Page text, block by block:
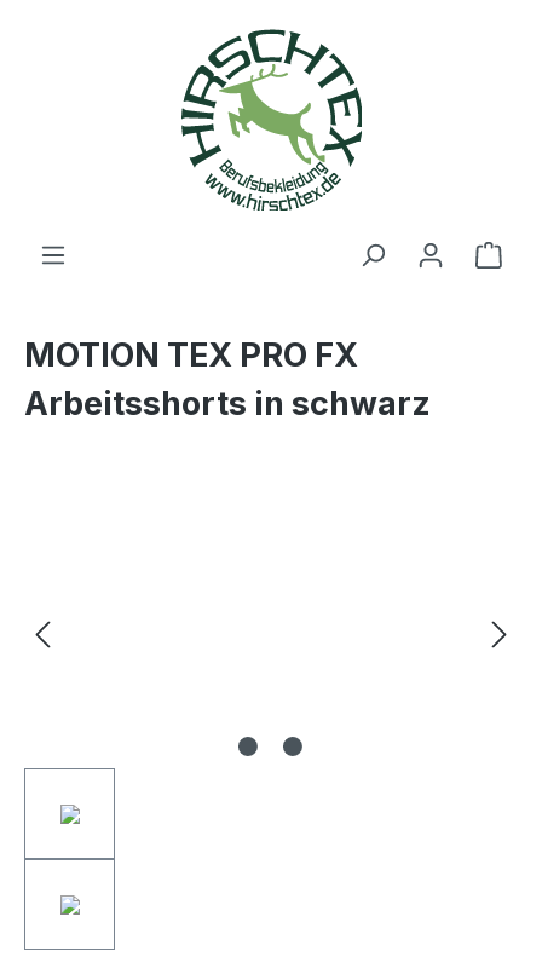
MOTION TEX PRO FX
Arbeitsshorts in schwarz